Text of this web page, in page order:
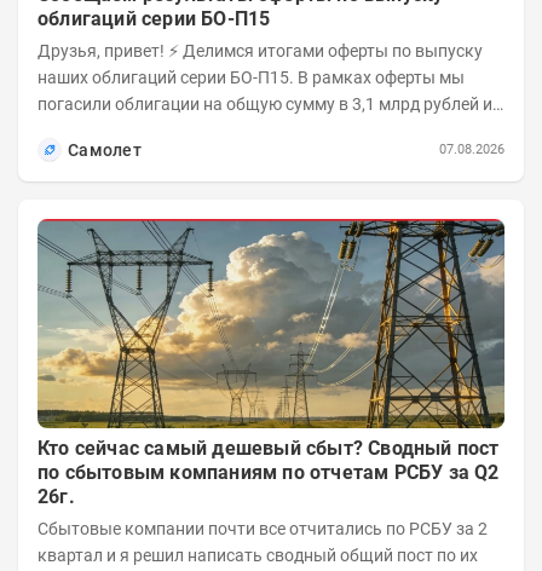
облигаций серии БО-П15
Друзья, привет! ⚡️ Делимся итогами оферты по выпуску
наших облигаций серии БО-П15. В рамках оферты мы
погасили облигации на общую сумму в 3,1 млрд рублей из
Самолет
07.08.2026
Кто сейчас самый дешевый сбыт? Сводный пост
по сбытовым компаниям по отчетам РСБУ за Q2
26г.
Сбытовые компании почти все отчитались по РСБУ за 2
квартал и я решил написать сводный общий пост по их